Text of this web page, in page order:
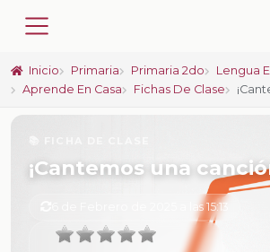
Inicio Primaria Primaria 2do
Lengua
Aprende En Casa
Fichas De Clase
¡Cantemos una
6 de Febrero de 2025 a las 15:13